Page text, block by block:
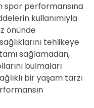
spor performansına
kullanımıyla
önünde
tehlikeye
sağlamadan,
bulmaları
bir yaşam tarzı